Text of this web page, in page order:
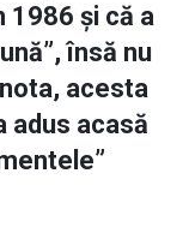
1986 și că a
însă nu
acesta
adus acasă